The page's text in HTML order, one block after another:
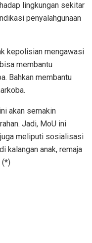
lingkungan sekitar
penyalahgunaan
kepolisian mengawasi
membantu
Bahkan membantu
akan semakin
Jadi, MoU ini
meliputi sosialisasi
kalangan anak, remaja
(*)